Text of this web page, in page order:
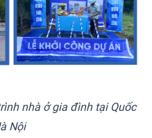
nhà ở gia đình tại Quốc
Nội